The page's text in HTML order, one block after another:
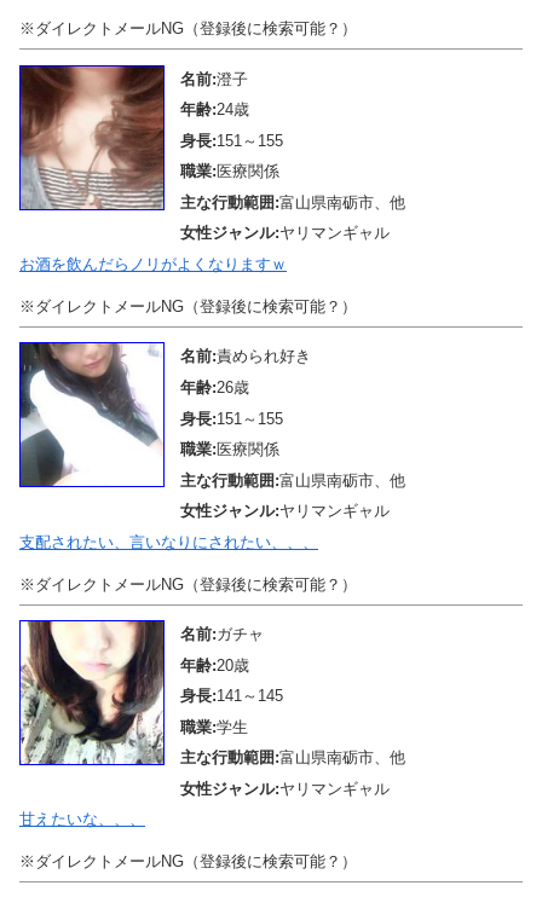
※ダイレクトメールNG（登録後に検索可能？）
名前:澄子
年齢:24歳
身長:151～155
職業:医療関係
主な行動範囲:富山県南砺市、他
女性ジャンル:ヤリマンギャル
お酒を飲んだらノリがよくなりますｗ
※ダイレクトメールNG（登録後に検索可能？）
名前:責められ好き
年齢:26歳
身長:151～155
職業:医療関係
主な行動範囲:富山県南砺市、他
女性ジャンル:ヤリマンギャル
支配されたい、言いなりにされたい、、、
※ダイレクトメールNG（登録後に検索可能？）
名前:ガチャ
年齢:20歳
身長:141～145
職業:学生
主な行動範囲:富山県南砺市、他
女性ジャンル:ヤリマンギャル
甘えたいな、、、
※ダイレクトメールNG（登録後に検索可能？）